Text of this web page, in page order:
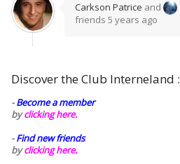
Carkson Patrice and
friends 5 years ago
Discover the Club Interneland :
-Become a member
byclicking here.
-Find new friends
byclicking here.